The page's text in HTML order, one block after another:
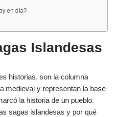
en día?
Islandesas
historias, son la columna
medieval y representan la base
la historia de un pueblo.
sagas islandesas y por qué